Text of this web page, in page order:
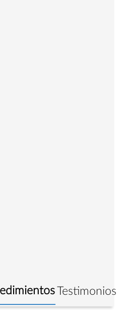
Testimonios